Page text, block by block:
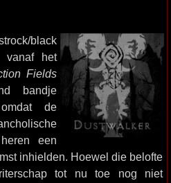
black
vanaf het
Fields
bandje
de
een
inhielden. Hoewel die belofte
tot nu toe nog niet